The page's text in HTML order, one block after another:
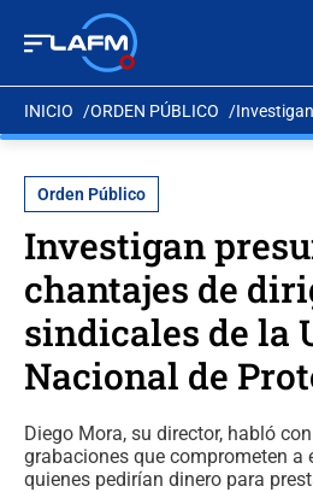
INICIO ORDEN PÚBLICO
Orden Público
Investigan
chantajes de
sindicales de la
Nacional de
Diego Mora, su director, habló
grabaciones que comprometen a
quienes pedirían dinero para